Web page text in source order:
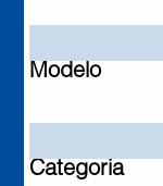
Modelo
Categoria